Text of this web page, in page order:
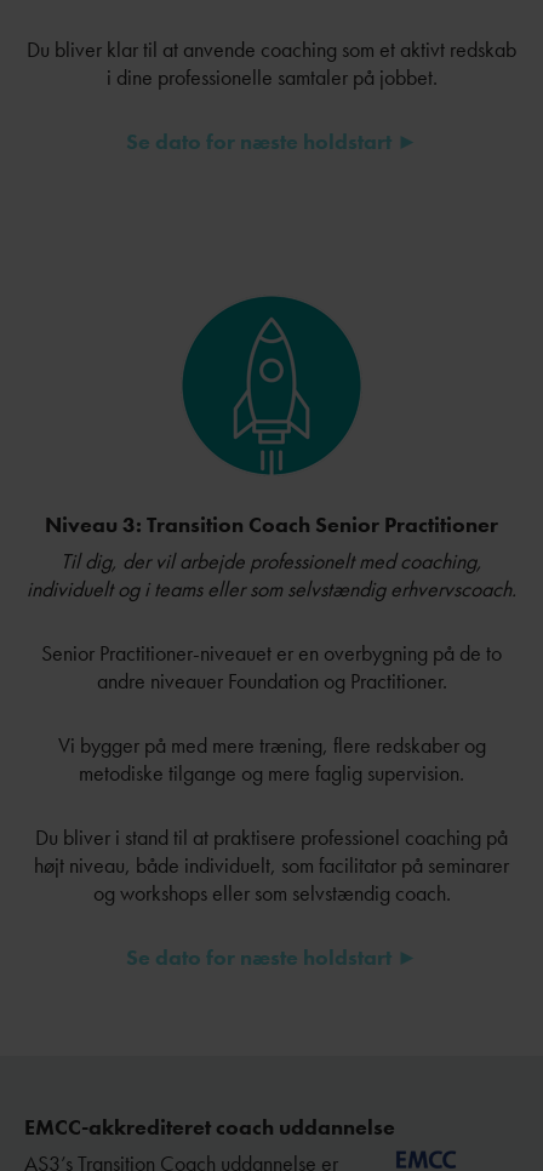
Du bliver klar til at anvende coaching som et aktivt redskab
i dine professionelle samtaler på jobbet.
Se dato for næste holdstart ►
Niveau 3: Transition Coach Senior Practitioner
Til dig, der vil arbejde professionelt med coaching,
individuelt og i teams eller som selvstændig erhvervscoach.
Senior Practitioner-niveauet er en overbygning på de to
andre niveauer Foundation og Practitioner.
Vi bygger på med mere træning, flere redskaber og
metodiske tilgange og mere faglig supervision.
Du bliver i stand til at praktisere professionel coaching på
højt niveau, både individuelt, som facilitator på seminarer
og workshops eller som selvstændig coach.
Se dato for næste holdstart ►
EMCC-akkrediteret coach uddannelse
AS3’s Transition Coach uddannelse er